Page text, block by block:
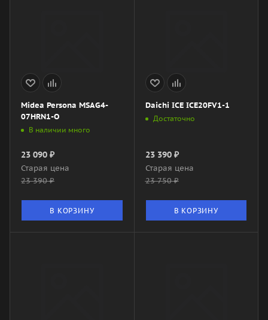
Midea Persona MSAG4-
07HRN1-O
В наличии много
23 090 ₽
Старая цена
23 390₽
В КОРЗИНУ
Daichi ICE ICE20FV1-1
Достаточно
23 390₽
Старая цена
23 750₽
В КОРЗИНУ